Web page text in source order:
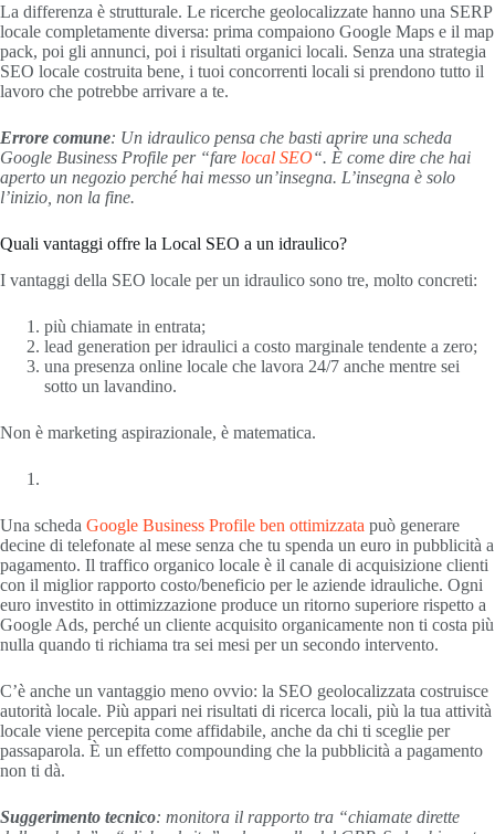
La differenza è strutturale. Le ricerche geolocalizzate hanno una SERP
locale completamente diversa: prima compaiono Google Maps e il map
pack, poi gli annunci, poi i risultati organici locali. Senza una strategia
SEO locale costruita bene, i tuoi concorrenti locali si prendono tutto il
lavoro che potrebbe arrivare a te.
Errore comune: Un idraulico pensa che basti aprire una scheda
Google Business Profile per “fare local SEO“. È come dire che hai
aperto un negozio perché hai messo un’insegna. L’insegna è solo
l’inizio, non la fine.
Quali vantaggi offre la Local SEO a un idraulico?
I vantaggi della SEO locale per un idraulico sono tre, molto concreti:
più chiamate in entrata;
lead generation per idraulici a costo marginale tendente a zero;
una presenza online locale che lavora 24/7 anche mentre sei
sotto un lavandino.
Non è marketing aspirazionale, è matematica.
Una scheda Google Business Profile ben ottimizzata può generare
decine di telefonate al mese senza che tu spenda un euro in pubblicità a
pagamento. Il traffico organico locale è il canale di acquisizione clienti
con il miglior rapporto costo/beneficio per le aziende idrauliche. Ogni
euro investito in ottimizzazione produce un ritorno superiore rispetto a
Google Ads, perché un cliente acquisito organicamente non ti costa più
nulla quando ti richiama tra sei mesi per un secondo intervento.
C’è anche un vantaggio meno ovvio: la SEO geolocalizzata costruisce
autorità locale. Più appari nei risultati di ricerca locali, più la tua attività
locale viene percepita come affidabile, anche da chi ti sceglie per
passaparola. È un effetto compounding che la pubblicità a pagamento
non ti dà.
Suggerimento tecnico: monitora il rapporto tra “chiamate dirette